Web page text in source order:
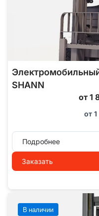
SHANN
от 1
от
Подробнее
Заказать
В наличии